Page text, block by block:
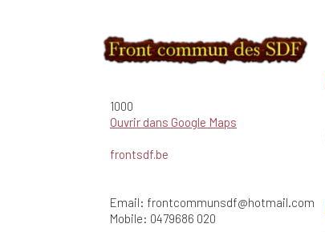
1000
Ouvrir dans Google Maps
frontsdf.be
Email: frontcommunsdf@hotmail.com
Mobile: 0479686 020